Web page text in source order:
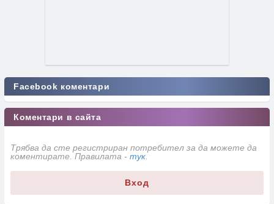
Facebook коментари
Коментари в сайта
Трябва да сте регистриран потребител за да можете да
коментирате. Правилата - тук.
Вход